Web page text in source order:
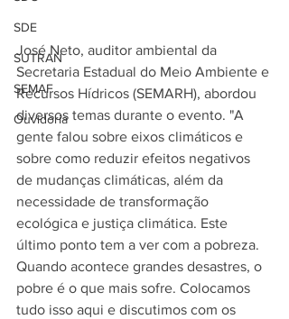
SDE
SUTRAN
SEMAF
Ouvidoria
José Neto, auditor ambiental da
Secretaria Estadual do Meio Ambiente e
Recursos Hídricos (SEMARH), abordou
diversos temas durante o evento. "A
gente falou sobre eixos climáticos e
sobre como reduzir efeitos negativos
de mudanças climáticas, além da
necessidade de transformação
ecológica e justiça climática. Este
último ponto tem a ver com a pobreza.
Quando acontece grandes desastres, o
pobre é o que mais sofre. Colocamos
tudo isso aqui e discutimos com os